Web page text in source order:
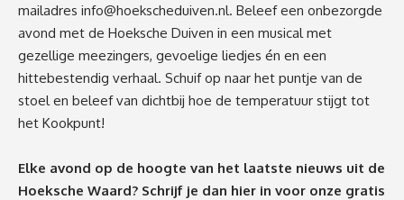
mailadres info@hoekscheduiven.nl. Beleef een onbezorgde
avond met de Hoeksche Duiven in een musical met
gezellige meezingers, gevoelige liedjes én en een
hittebestendig verhaal. Schuif op naar het puntje van de
stoel en beleef van dichtbij hoe de temperatuur stijgt tot
het Kookpunt!
Elke avond op de hoogte van het laatste nieuws uit de
Hoeksche Waard? Schrijf je dan hier in voor onze gratis